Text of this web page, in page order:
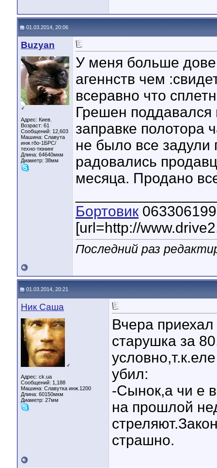
01.03.2014, 20:06
Buzyan
♂
Адрес: Киев.
Возраст: 61
Сообщений: 12,603
Машина: Славута
инж гбо-1БРС/
техно-тюнинг
Длина: 64640мкм
Диаметр: 38мм
У меня больше
агеннств чем
всеравно что
Грешен поддавался
заправке полотора
не было все задули
радовались
месяца. Продано
Бортовик
[url=http://
Последний раз
01.03.2014, 20:21
Ник Саша
♂
Адрес: ck.ua
Сообщений: 1,188
Машина: Славутка инж.1200
Длина: 60150мкм
Диаметр: 27мм
Вчера
старушка за
убил:
-Сынок,а чи е
на прошлой
страшно.